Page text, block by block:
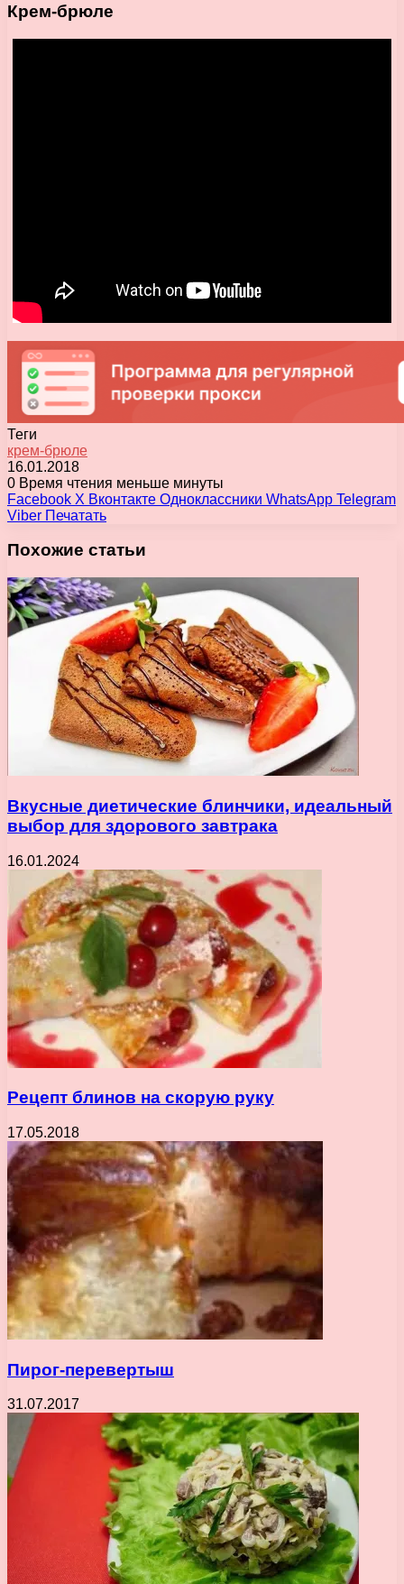
Крем-брюле
Теги
крем-брюле
16.01.2018
0 Время чтения меньше минуты
Facebook X Вконтакте Одноклассники WhatsApp Telegram
Viber Печатать
Похожие статьи
Вкусные диетические блинчики, идеальный
выбор для здорового завтрака
16.01.2024
Рецепт блинов на скорую руку
17.05.2018
Пирог-перевертыш
31.07.2017